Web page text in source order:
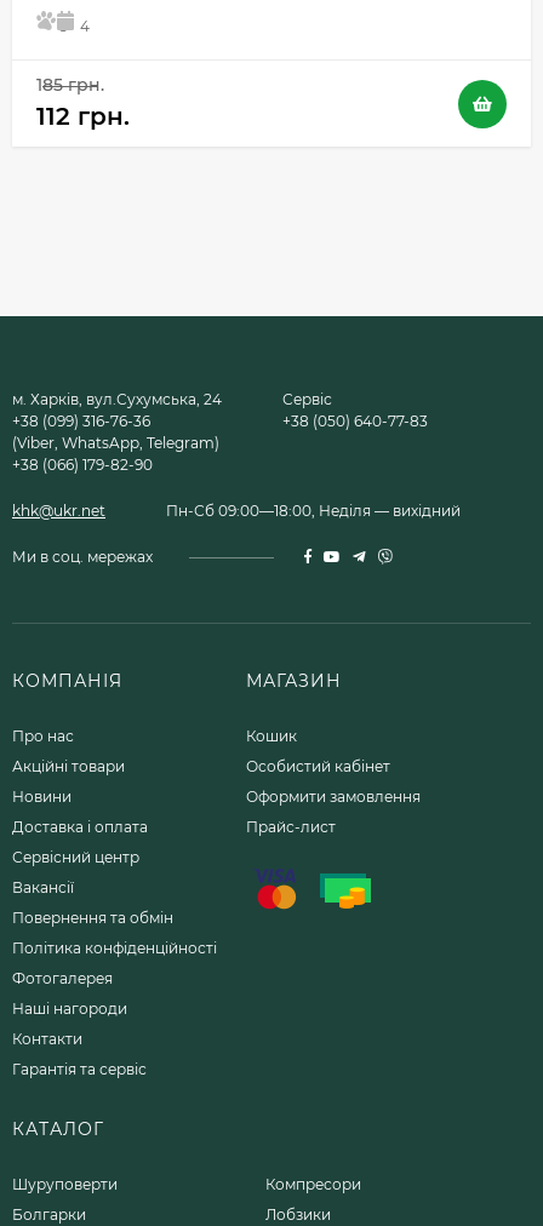
5 4
185 грн.
112 грн.
м. Харків, вул.Сухумська, 24
+38 (099) 316-76-36
(Viber, WhatsApp, Telegram)
+38 (066) 179-82-90
Сервіс
+38 (050) 640-77-83
khk@ukr.net Пн-Сб 09:00—18:00, Неділя — вихідний
Ми в соц. мережах
КОМПАНІЯ
Про нас
Акційні товари
Новини
Доставка і оплата
Сервісний центр
Вакансії
Повернення та обмін
Політика конфіденційності
Фотогалерея
Наші нагороди
Контакти
Гарантія та сервіс
МАГАЗИН
Кошик
Особистий кабінет
Оформити замовлення
Прайс-лист
КАТАЛОГ
Шуруповерти
Болгарки
Компресори
Лобзики